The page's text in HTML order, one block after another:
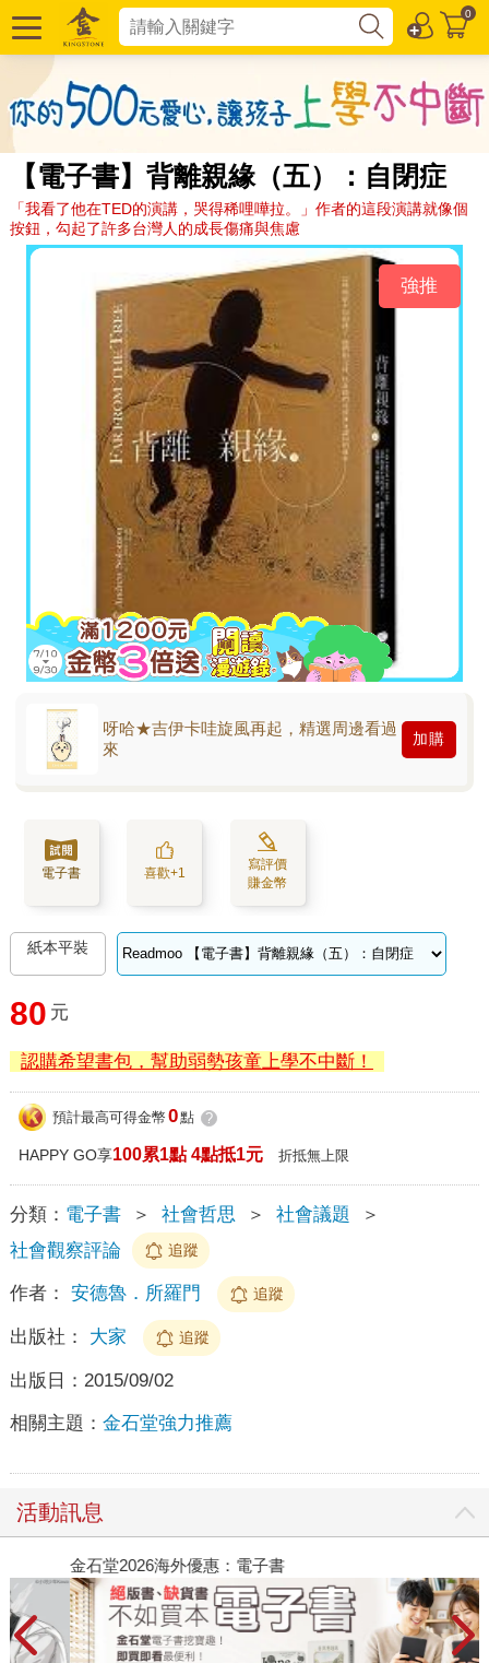
0
【電子書】背離親緣（五）：自閉症
「我看了他在TED的演講，哭得稀哩嘩拉。」作者的這段演講就像個
按鈕，勾起了許多台灣人的成長傷痛與焦慮
強推
呀哈★吉伊卡哇旋風再起，精選周邊看過
來
加購
電子書 喜歡+1
寫評價
賺金幣
紙本平裝
80 元
認購希望書包，幫助弱勢孩童上學不中斷！
預計最高可得金幣 0點 ?
HAPPY GO享100累1點 4點抵1元 折抵無上限
分類： 電子書 ＞ 社會哲思 ＞ 社會議題
＞
社會觀察評論
追蹤
作者： 安德魯．所羅門 追蹤
出版社： 大家 追蹤
出版日： 2015/09/02
相關主題： 金石堂強力推薦
活動訊息
金石堂2026海外優惠：電子書